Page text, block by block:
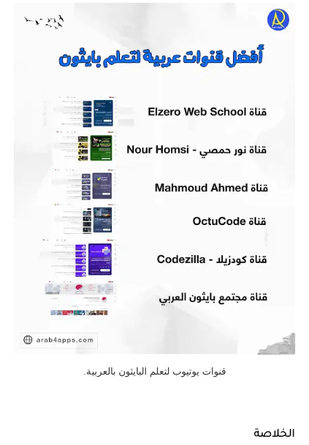
قنوات يوتيوب لتعلم البايثون بالعربية.
الخلاصة